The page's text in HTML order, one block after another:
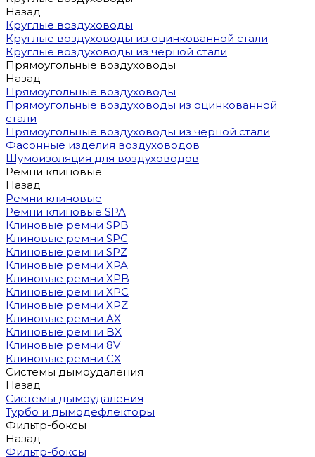
Назад
Круглые воздуховоды
Круглые воздуховоды из оцинкованной стали
Круглые воздуховоды из чёрной стали
Прямоугольные воздуховоды
Назад
Прямоугольные воздуховоды
Прямоугольные воздуховоды из оцинкованной
стали
Прямоугольные воздуховоды из чёрной стали
Фасонные изделия воздуховодов
Шумоизоляция для воздуховодов
Ремни клиновые
Назад
Ремни клиновые
Ремни клиновые SPA
Клиновые ремни SPB
Клиновые ремни SPC
Клиновые ремни SPZ
Клиновые ремни XPA
Клиновые ремни XPB
Клиновые ремни XPC
Клиновые ремни XPZ
Клиновые ремни AX
Клиновые ремни BX
Клиновые ремни 8V
Клиновые ремни CX
Системы дымоудаления
Назад
Системы дымоудаления
Турбо и дымодефлекторы
Фильтр-боксы
Назад
Фильтр-боксы